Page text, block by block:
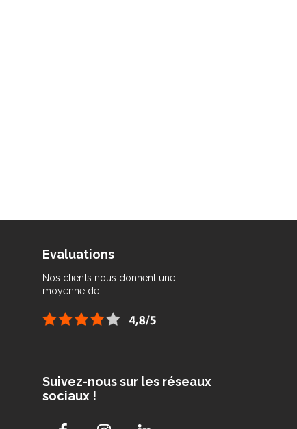
Evaluations
Nos clients nous donnent une
moyenne de :
Suivez-nous sur les réseaux
sociaux !